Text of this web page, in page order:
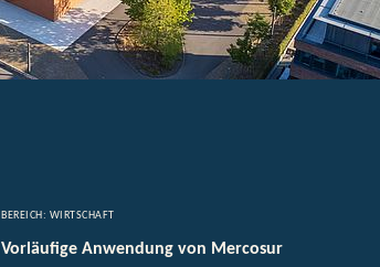
BEREICH: WIRTSCHAFT
Vorläufige Anwendung von Mercosur